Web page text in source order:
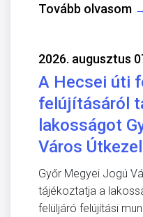
Tovább olvasom
2026. augusztus
A Hecsei úti
felújításáról
lakosságot
Város
Győr Megyei Jogú
tájékoztatja a
felüljáró felújítási